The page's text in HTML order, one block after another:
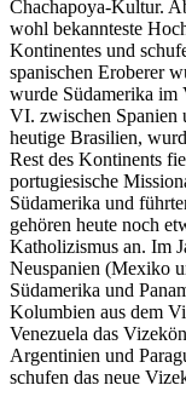
Chachapoya-Kultur.
wohl bekannteste
Kontinentes und
spanischen Eroberer
wurde Südamerika im
VI. zwischen Spanien
heutige Brasilien,
Rest des Kontinents
portugiesische
Südamerika und
gehören heute noch
Katholizismus an. Im
Neuspanien (Mexiko
Südamerika und
Kolumbien aus dem
Venezuela das
Argentinien und
schufen das neue